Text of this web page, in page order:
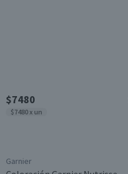
$7480
$7480 x un
Garnier